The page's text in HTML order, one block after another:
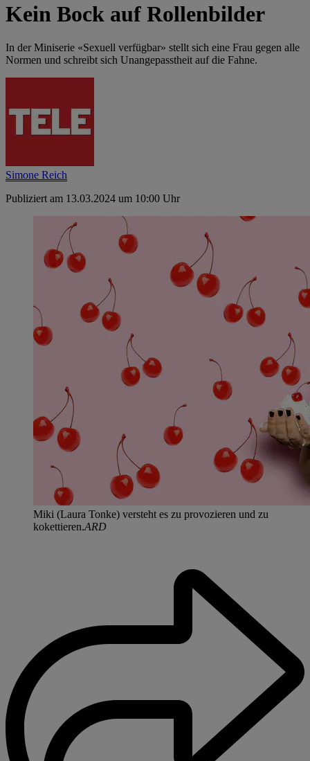
Kein Bock auf Rollenbilder
In der Miniserie «Sexuell verfügbar» stellt sich eine Frau gegen alle
Normen und schreibt sich Unangepasstheit auf die Fahne.
Simone Reich
Publiziert am 13.03.2024 um 10:00 Uhr
Miki (Laura Tonke) versteht es zu provozieren und zu
kokettieren.ARD